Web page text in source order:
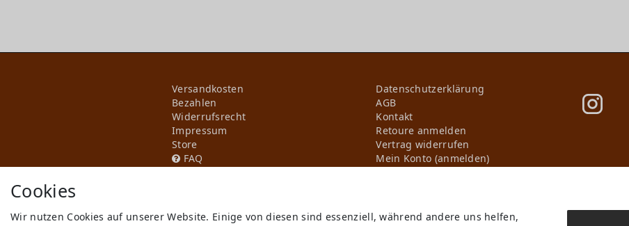
Versandkosten
Bezahlen
Widerrufs­recht
Impressum
Store
FAQ
Daten­schutz­erklärung
AGB
Kontakt
Retoure anmelden
Vertrag widerrufen
Mein Konto (anmelden)
Produktion in Europa
Cookies
Wir nutzen Cookies auf unserer Website. Einige von diesen sind essenziell, während andere uns helfen,